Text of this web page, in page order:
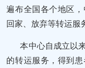
遍布全国各个地区
回家、放弃等转运服
本中心自成立以
的转运服务，得到